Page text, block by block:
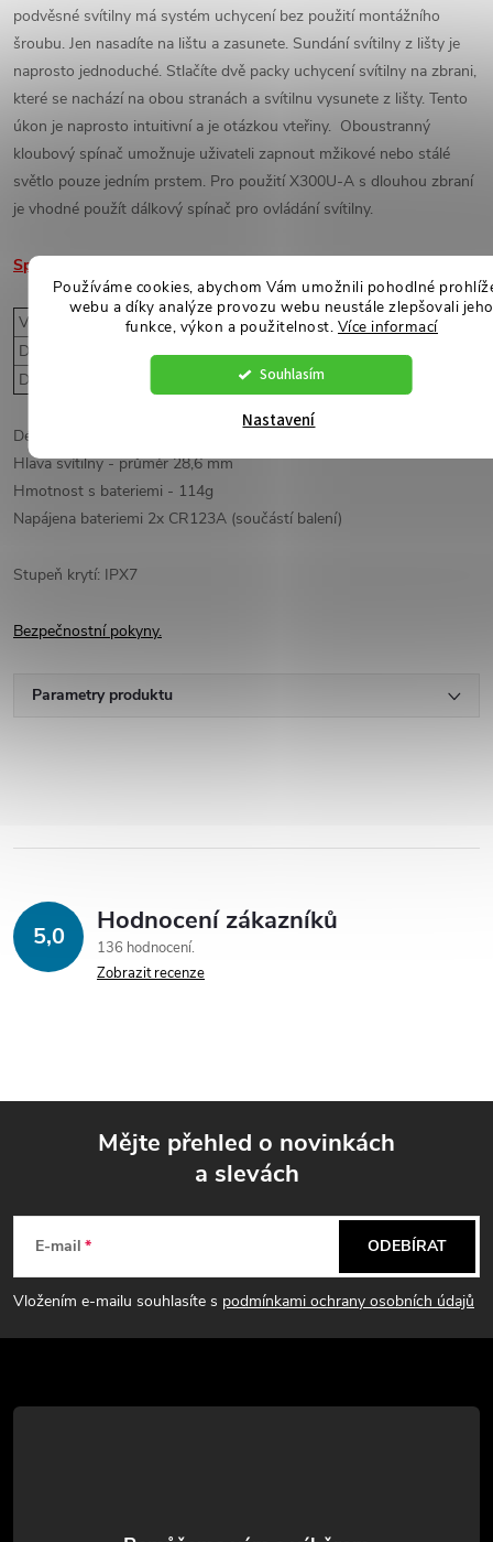
Používáme cookies, abychom Vám umožnili pohodlné
webu a díky analýze provozu webu neustále zlepšovali jeho
funkce, výkon a použitelnost. Více informací
Souhlasím
Nastavení
podvěsné svítilny má systém uchycení bez použití montážního
šroubu. Jen nasadíte na lištu a zasunete. Sundání svítilny z lišty je
naprosto jednoduché. Stlačíte dvě packy uchycení svítilny na zbrani,
které se nachází na obou stranách a svítilnu vysunete z lišty. Tento
úkon je naprosto intuitivní a je otázkou vteřiny. Oboustranný
kloubový spínač umožnuje uživateli zapnout mžikové nebo stálé
světlo pouze jedním prstem. Pro použití X300U-A s dlouhou zbraní
je vhodné použít dálkový spínač pro ovládání svítilny.
Specifikace:
Výkon
1000 lumenů
Doba použití
1 hod 15 min
Dosvit
213 metrů
Délka
Hlava svítilny - průměr28,6 mm
Hmotnost s bateriemi - 114g
Napájena bateriemi 2x CR123A (součástí balení)
Stupeň krytí: IPX7
Bezpečnostní pokyny.
Parametry produktu
5,0 Hodnocení zákazníků
136 hodnocení
Zobrazit recenze
p
a
t
Mějte přehled o novinkách
a slevách
E-mail
Vložením e-mailu souhlasíte s podmínkami ochrany osobních údajů
ODEBÍRAT